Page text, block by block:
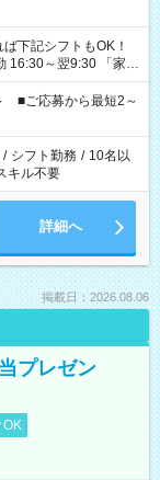
～翌9:30 「家族
の準備がしたい」
望を教えてください
週40時間を超える場
■ご応募から最短2～
/ シフト勤務 / 10名以
キル不要
詳細へ
掲載日：2026.08.06
プレゼン
OK